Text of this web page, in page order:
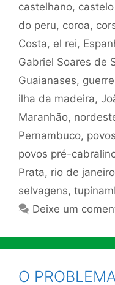
castelhano,
do peru, coroa,
Costa, el rei,
Gabriel Soares de
Guaianases,
ilha da madeira,
Maranhão,
Pernambuco,
povos pré-
Prata, rio de janeiro
selvagens,
Deixe um
O